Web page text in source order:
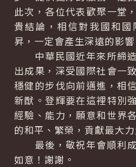
此次，各位代表歡聚一堂
貴結論，相信對我國和
昇，一定會產生深遠的影響
中華民國近年來所締造
出成果，深受國際社會一
穩健的步伐向前邁進，相
新猷。登輝要在這裡特別
經驗、能力，願意和世界
的和平、繁榮，貢獻最大力
最後，敬祝年會順利成
如意！謝謝。